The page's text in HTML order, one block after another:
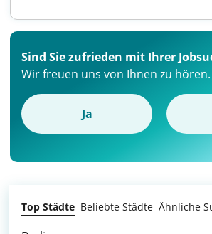
Sind Sie zufrieden mit Ihrer
Wir freuen uns von Ihnen zu hören.
Ja
Top Städte Beliebte Städte Ähnliche